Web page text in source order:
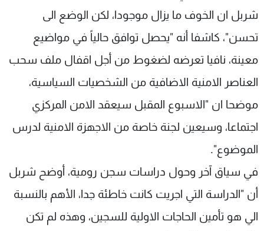
شربل ان الخوف ما يزال موجودا، لكن الوضع الى
تحسن"، كاشفا أنه "يحصل توافق حالياً في مواضيع
معينة، نافيا تعرضه لضغوط من أجل اقفال ملف سحب
العناصر الامنية الاضافية من الشخصيات السياسية،
موضحا ان "الاسبوع المقبل سيعقد الامن المركزي
اجتماعا، وسيعين لجنة خاصة من الاجهزة الامنية لدرس
الموضوع".
في سياق آخر وحول دراسات سجن رومية، أوضح شربل
أن "الدراسة التي اجريت كانت خاطئة جدا، الأهم بالنسبة
الي هو تأمين الحاجات الاولية للسجين، وهذه لم تكن